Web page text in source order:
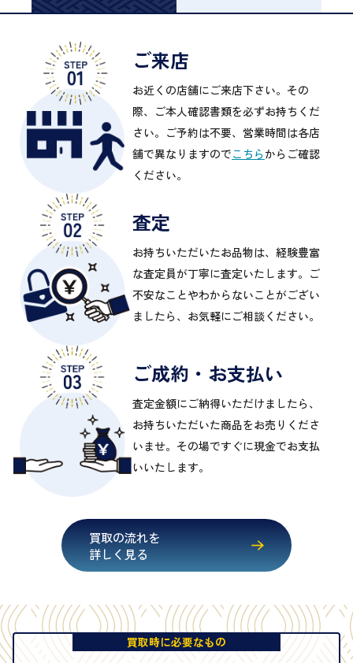
ご来店
お近くの店舗にご来店下さい。その
際、ご本人確認書類を必ずお持ちくだ
さい。ご予約は不要、営業時間は各店
舗で異なりますのでこちらからご確認
ください。
査定
お持ちいただいたお品物は、経験豊富
な査定員が丁寧に査定いたします。ご
不安なことやわからないことがござい
ましたら、お気軽にご相談ください。
ご成約・お支払い
査定金額にご納得いただけましたら、
お持ちいただいた商品をお売りくださ
いませ。その場ですぐに現金でお支払
いいたします。
買取の流れを
詳しく見る
買取時に必要なもの